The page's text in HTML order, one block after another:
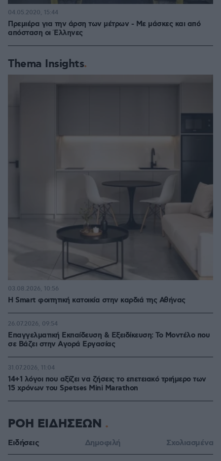
Πρεμιέρα για την άρση των μέτρων - Με μάσκες και από
απόσταση οι Έλληνες
04.05.2020, 15:44
Thema Insights
Η Smart φοιτητική κατοικία στην καρδιά της Αθήνας
03.08.2026, 10:56
Επαγγελματική Εκπαίδευση & Εξειδίκευση: Το Mοντέλο που
σε Bάζει στην Aγορά Eργασίας
26.07.2026, 09:54
14+1 λόγοι που αξίζει να ζήσεις το επετειακό τριήμερο των
15 χρόνων του Spetses Mini Marathon
31.07.2026, 11:04
ΡΟΗ ΕΙΔΗΣΕΩΝ
Ειδήσεις Δημοφιλή Σχολιασμένα